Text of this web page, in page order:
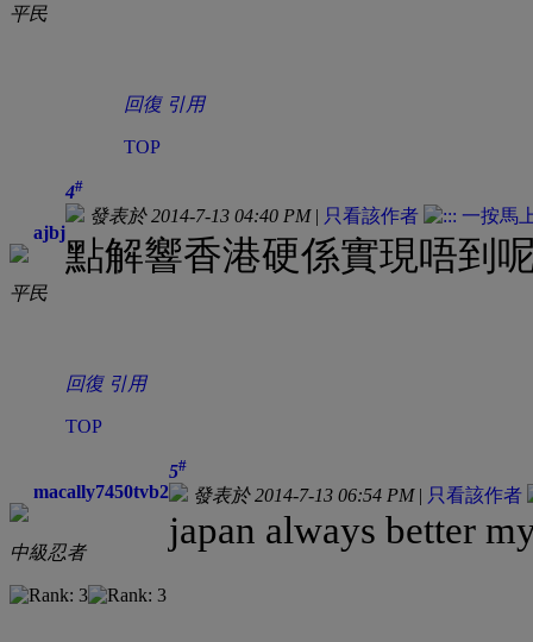
平民
回復 引用
TOP
ajbj
平民
4#
發表於 2014-7-13 04:40 PM| 只看該作者
點解響香港硬係實現唔到
回復 引用
TOP
macally7450tvb2
中級忍者
5#
發表於 2014-7-13 06:54 PM| 只看該作者
japan always better